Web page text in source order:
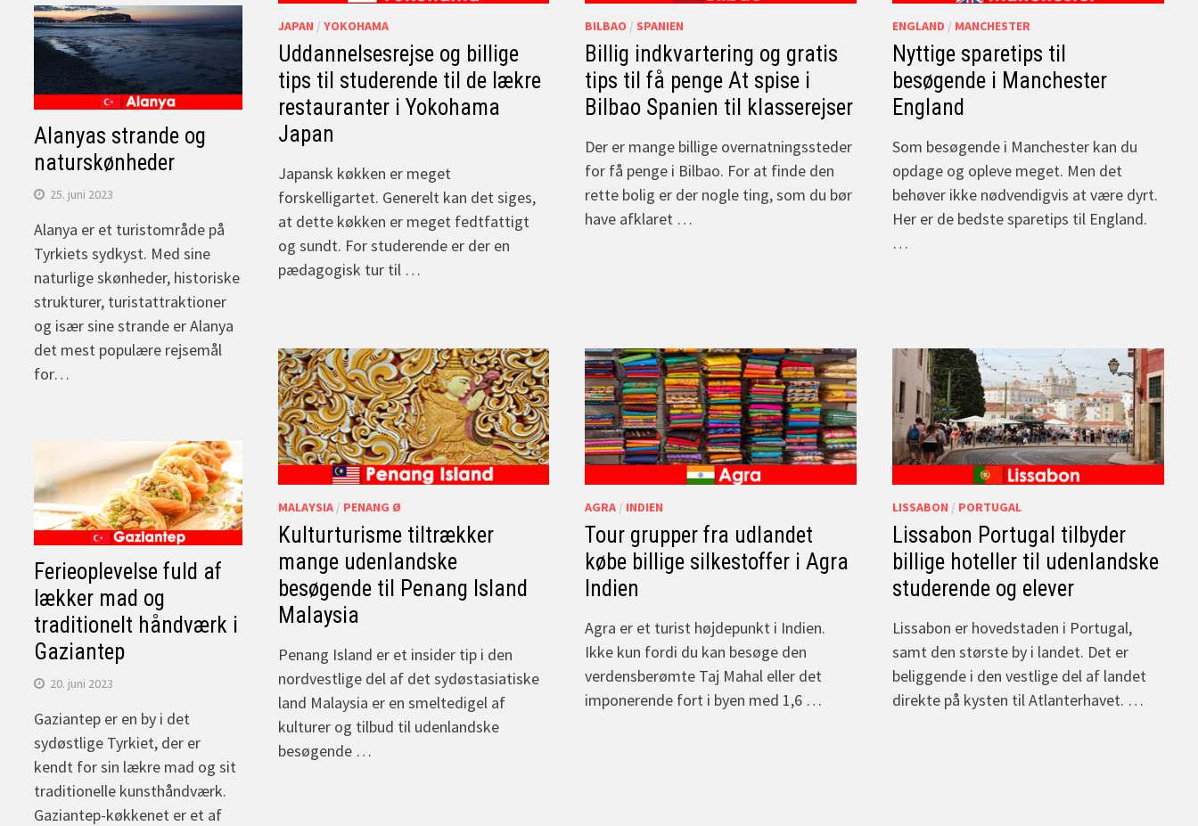
JAPAN / YOKOHAMA
Uddannelsesrejse og billige
tips til studerende til de lækre
restauranter i Yokohama
Japan
Japansk køkken er meget
forskelligartet. Generelt kan det siges,
at dette køkken er meget fedtfattigt
og sundt. For studerende er der en
pædagogisk tur til …
BILBAO / SPANIEN
Billig indkvartering og gratis
tips til få penge At spise i
Bilbao Spanien til klasserejser
Der er mange billige overnatningssteder
for få penge i Bilbao. For at finde den
rette bolig er der nogle ting, som du bør
have afklaret …
ENGLAND / MANCHESTER
Nyttige sparetips til
besøgende i Manchester
England
Som besøgende i Manchester kan du
opdage og opleve meget. Men det
behøver ikke nødvendigvis at være dyrt.
Her er de bedste sparetips til England.
…
MALAYSIA/ PENANG Ø
Kulturturisme tiltrækker
mange udenlandske
besøgende til Penang Island
Malaysia
Penang Island er et insider tip i den
nordvestlige del af det sydøstasiatiske
land Malaysia er en smeltedigel af
kulturer og tilbud til udenlandske
besøgende …
AGRA / INDIEN
Tour grupper fra udlandet
købe billige silkestoffer i Agra
Indien
Agra er et turist højdepunkt i Indien.
Ikke kun fordi du kan besøge den
verdensberømte Taj Mahal eller det
imponerende fort i byen med 1,6 …
LISSABON / PORTUGAL
Lissabon Portugal tilbyder
billige hoteller til udenlandske
studerende og elever
Lissabon er hovedstaden i Portugal,
samt den største by i landet. Det er
beliggende i den vestlige del af landet
direkte på kysten til Atlanterhavet. …
Alanyas strande og
naturskønheder
25. juni 2023
Alanya er et turistområde på
Tyrkiets sydkyst. Med sine
naturlige skønheder, historiske
strukturer, turistattraktioner
og især sine strande er Alanya
det mest populære rejsemål
for…
Ferieoplevelse fuld af
lækker mad og
traditionelt håndværk i
Gaziantep
20. juni 2023
Gaziantep er en by i det
sydøstlige Tyrkiet, der er
kendt for sin lækre mad og sit
traditionelle kunsthåndværk.
Gaziantep-køkkenet er et af